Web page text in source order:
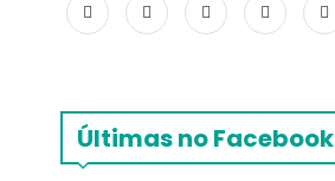
Últimas no Facebook